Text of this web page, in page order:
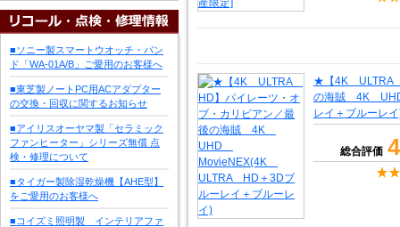
■ソニー製スマートウオッチ・バン
ド「WA-01A/B」ご愛用のお客様へ
■東芝製ノートPC用ACアダプター
の交換・回収に関するお知らせ
■アイリスオーヤマ製「セラミック
ファンヒーター」シリーズ無償 点
検・修理について
■タイガー製除湿乾燥機【AHE型】
をご愛用のお客様へ
■コイズミ照明製 インテリアファ
★【4K ULTRA
の海賊 4K
レイ＋ブルーレ
総合評価